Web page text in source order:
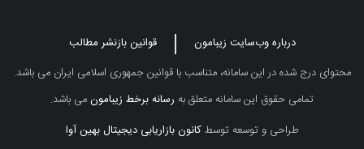
درباره وب‌سایت زیبامون
قوانین بازنشر مطالب
محتوای درج شده در این سامانه، متناسب با قوانین جمهوری اسلامی ایران می باشد.
تمامی حقوق این سامانه متعلق به رسانه برخط زیبامونمی باشد.
طراحی و توسعه توسطکانون بازاریابی دیجیتال بهین آوا